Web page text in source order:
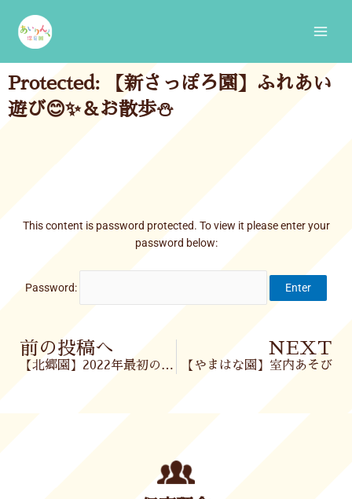
content
Protected: 【新さっぽろ園】ふれあい
遊び😊✨＆お散歩⛄
This content is password protected. To view it please enter your
password below:
Password:
Prev
前の投稿へ
【北郷園】2022年最初の体操教室💪✨
NEXT
【やまはな園】室内あそび